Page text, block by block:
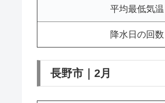
平均最低気温
降水日の回数
長野市｜2月